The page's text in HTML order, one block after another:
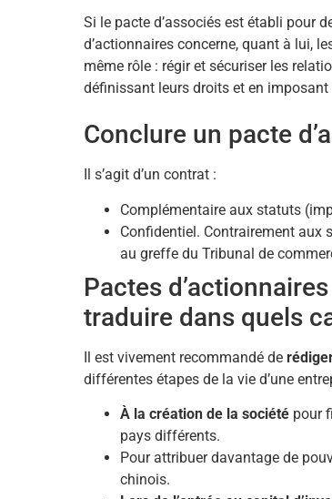
Si le pacte d’associés est établi pour
d’actionnaires concerne, quant à lui,
même rôle : régir et sécuriser les
définissant leurs droits et en imposant
Conclure un pacte
Il s’agit d’un contrat :
Complémentaire aux statuts
Confidentiel. Contrairement aux
au greffe du Tribunal de
Pactes
traduire dans quels
Il est vivement recommandé de
différentes étapes de la vie d’une
À la création de la société pour
pays différents.
Pour attribuer davantage de
chinois.